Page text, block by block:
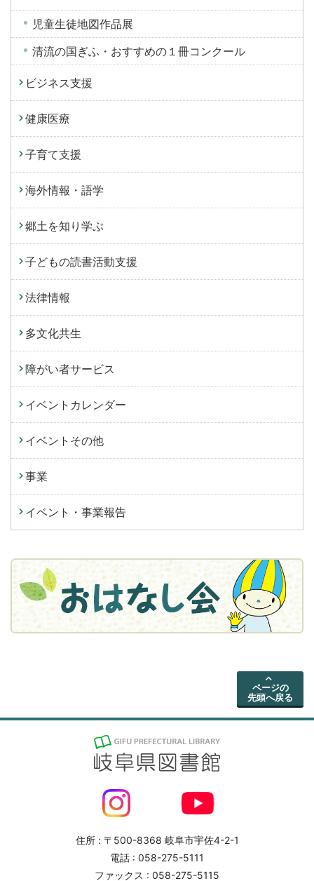
児童生徒地図作品展
清流の国ぎふ・おすすめの１冊コンクール
ビジネス支援
健康医療
子育て支援
海外情報・語学
郷土を知り学ぶ
子どもの読書活動支援
法律情報
多文化共生
障がい者サービス
イベントカレンダー
イベントその他
事業
イベント・事業報告
ページの
先頭へ戻る
住所 : 〒500-8368 岐阜市宇佐4-2-1
電話 : 058-275-5111
ファックス : 058-275-5115